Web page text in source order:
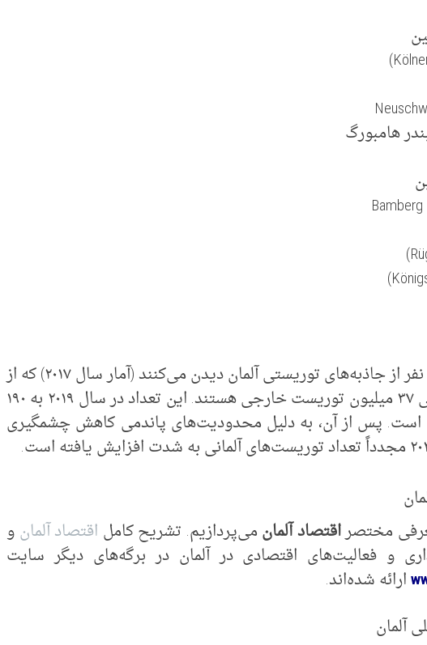
هامبورگ
سالانه ۱۷۸ میلیون نفر از جاذبه‌های توریستی آلمان دیدن می‌کنند (آمار سال ۲۰۱۷) که از
این مقدار ۲۱% یعنی ۳۷ میلیون توریست خارجی هستند. این تعداد در سال ۲۰۱۹ به ۱۹۰
است. پس از آن، به دلیل محدودیت‌های پاندمی کاهش چشمگیری
مختصراقتصاد آلمانمی‌پردازیم. تشریح کامل اقتصاد آلمانو
و فعالیت‌های اقتصادی در آلمان در برگه‌های دیگر سایت
ارائه شده‌اند.
آلمان